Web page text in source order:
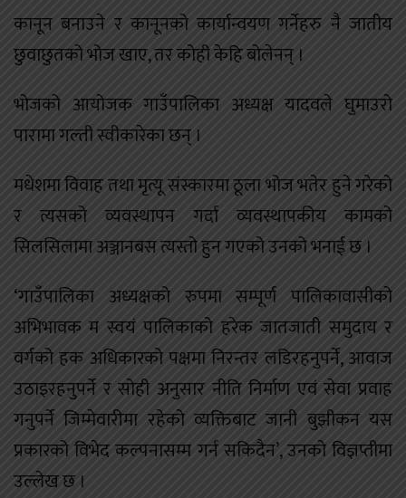
कानून बनाउने र कानूनको कार्यान्वयण गर्नेहरु नै जातीय
छुवाछुतको भोज खाए, तर कोही केहि बोलेनन् ।
भोजको आयोजक गाउँपालिका अध्यक्ष यादवले घुमाउरो
पारामा गल्ती स्वीकारेका छन् ।
मधेशमा विवाह तथा मृत्यू संस्कारमा ठूला भोज भतेर हुने गरेको
र त्यसको व्यवस्थापन गर्दा व्यवस्थापकीय कामको
सिलसिलामा अञ्जानबस त्यस्तो हुन गएको उनको भनाई छ ।
‘गाउँपालिका अध्यक्षको रुपमा सम्पूर्ण पालिकावासीको
अभिभावक म स्वयं पालिकाको हरेक जातजाती समुदाय र
वर्गको हक अधिकारको पक्षमा निरन्तर लडिरहनुपर्ने, आवाज
उठाइरहनुपर्ने र सोही अनुसार नीति निर्माण एवं सेवा प्रवाह
गनुपर्ने जिम्मेवारीमा रहेको व्यक्तिबाट जानी बुझीकन यस
प्रकारको विभेद कल्पनासम्म गर्न सकिदैन’, उनको विज्ञप्तीमा
उल्लेख छ ।